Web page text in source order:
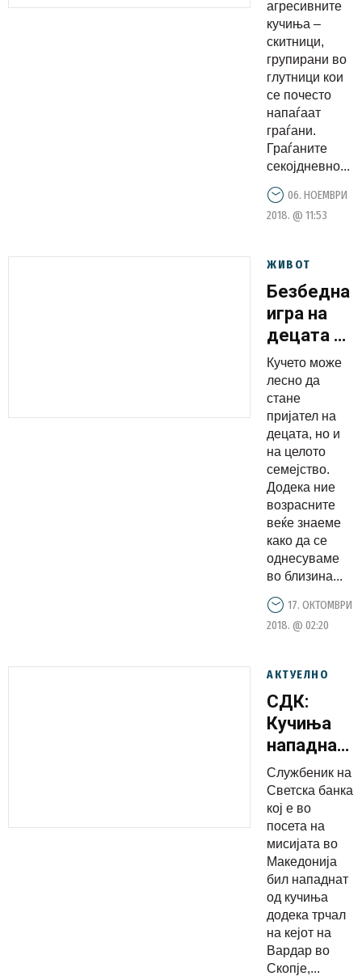
агресивните
кучиња –
скитници,
групирани во
глутници кои
се почесто
напаѓаат
граѓани.
Граѓаните
секојдневно...
06. НОЕМВРИ
2018. @ 11:53
ЖИВОТ
Безбедна
игра на
децата со
Кучето може
лесно да
стане
пријател на
децата, но и
на целото
семејство.
Додека ние
возрасните
веќе знаеме
како да се
однесуваме
во близина...
17. ОКТОМВРИ
2018. @ 02:20
АКТУЕЛНО
СДК:
Кучиња
нападнаа
службеник
на
Светска
банка во
Скопје,
скршил
нога
бегајќи
Службеник на
Светска банка
кој е во
посета на
мисијата во
Македонија
бил нападнат
од кучиња
додека трчал
на кејот на
Вардар во
Скопје,...